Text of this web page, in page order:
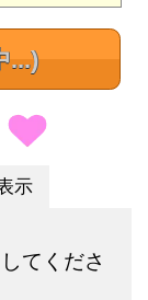
...)
示
てくださ